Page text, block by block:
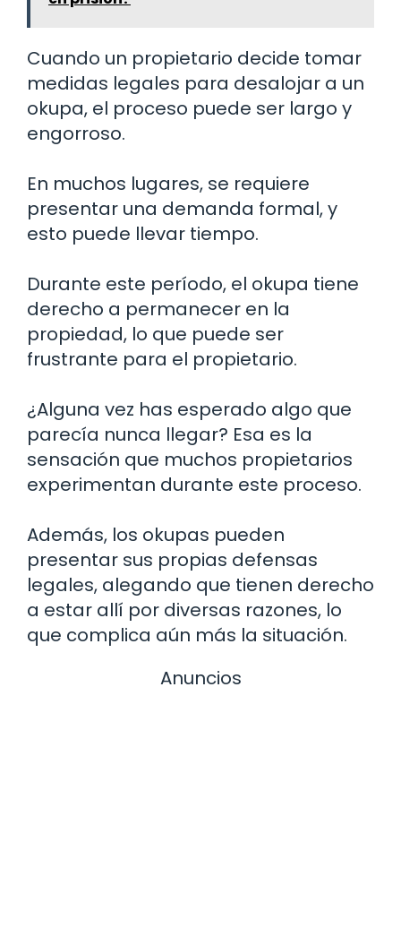
Cuando un propietario decide tomar
medidas legales para desalojar a un
okupa, el proceso puede ser largo y
engorroso.
En muchos lugares, se requiere
presentar una demanda formal, y
esto puede llevar tiempo.
Durante este período, el okupa tiene
derecho a permanecer en la
propiedad, lo que puede ser
frustrante para el propietario.
¿Alguna vez has esperado algo que
parecía nunca llegar? Esa es la
sensación que muchos propietarios
experimentan durante este proceso.
Además, los okupas pueden
presentar sus propias defensas
legales, alegando que tienen derecho
a estar allí por diversas razones, lo
que complica aún más la situación.
Anuncios